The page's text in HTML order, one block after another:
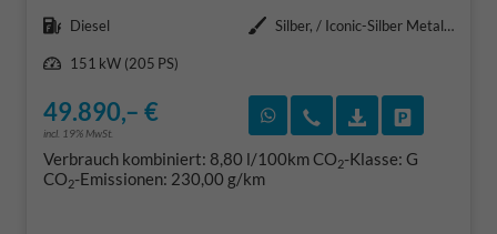
Kraftstoff Diesel Außenfarbe
Silber, / Iconic-Silber Metallic (000ZH0)
Leistung
151 kW (205 PS)
49.890,– €
incl. 19% MwSt.
Rückruf vereinbaren
Wir rufen Sie an
Verbrauch kombiniert: 8,80 l/100kmCO2-Klasse: G
CO2-Emissionen: 230,00 g/km